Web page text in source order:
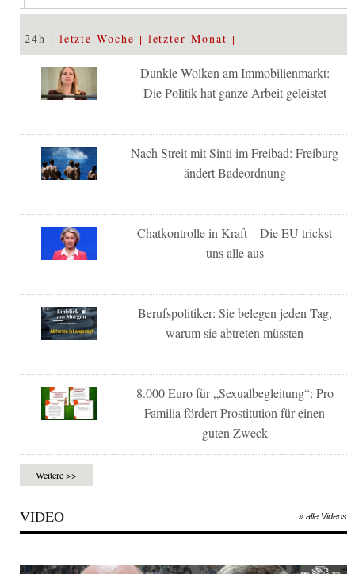
24h letzte Woche letzter Monat
Dunkle Wolken am Immobilienmarkt:
Die Politik hat ganze Arbeit geleistet
Nach Streit mit Sinti im Freibad: Freiburg
ändert Badeordnung
Chatkontrolle in Kraft – Die EU trickst
uns alle aus
Berufspolitiker: Sie belegen jeden Tag,
warum sie abtreten müssten
8.000 Euro für „Sexualbegleitung“: Pro
Familia fördert Prostitution für einen
guten Zweck
Weitere >>
VIDEO » alle Videos